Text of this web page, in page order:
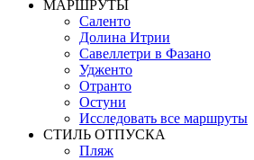
MАРШРУТЫ
Саленто
Долина Итрии
Савеллетри в Фазано
Удженто
Отранто
Остуни
Исследовать все маршруты
СТИЛЬ OТПУСКА
Пляж